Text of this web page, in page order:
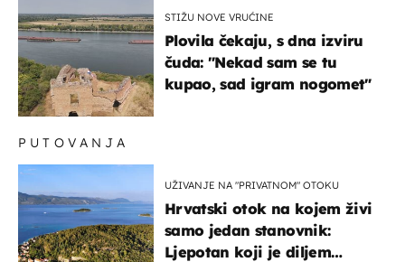
STIŽU NOVE VRUĆINE
Plovila čekaju, s dna izviru
čuda: "Nekad sam se tu
kupao, sad igram nogomet"
PUTOVANJA
UŽIVANJE NA "PRIVATNOM" OTOKU
Hrvatski otok na kojem živi
samo jedan stanovnik:
Ljepotan koji je diljem